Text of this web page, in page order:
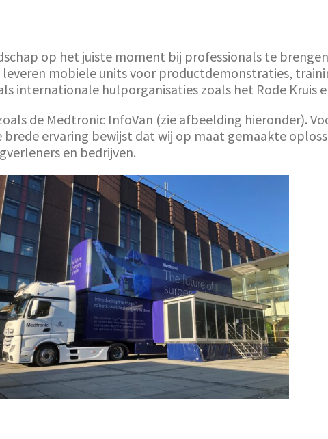
op het juiste moment bij professionals te
mobiele units voor productdemonstraties,
internationale hulporganisaties zoals het Rode Kruis
de Medtronic InfoVan (zie afbeelding hieronder).
ervaring bewijst dat wij op maat gemaakte
en bedrijven.